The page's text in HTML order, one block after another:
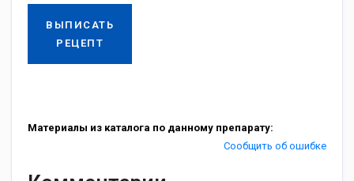
ВЫПИСАТЬ
РЕЦЕПТ
Материалы из каталога по данному препарату:
Сообщить об ошибке